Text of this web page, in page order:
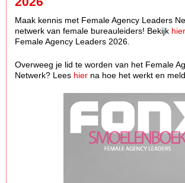
Maak kennis met Female Agency Leaders
netwerk van female bureauleiders! Bekijk hier
Female Agency Leaders 2026.
Overweeg je lid te worden van het Female
Netwerk? Lees hier na hoe het werkt en